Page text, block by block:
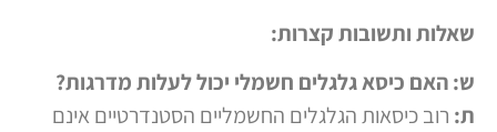
שאלות ותשובות קצרות:
ש: האם כיסא גלגלים חשמלי יכול לעלות מדרגות?
ת:רוב כיסאות הגלגלים החשמליים הסטנדרטיים אינם